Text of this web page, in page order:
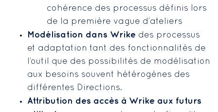
cohérence des processus définis lors
de la première vague d’ateliers
Modélisation dans Wrike des processus
et adaptation tant des fonctionnalités de
l’outil que des possibilités de modélisation
aux besoins souvent hétérogènes des
différentes Directions.
Attribution des accès à Wrike aux futurs